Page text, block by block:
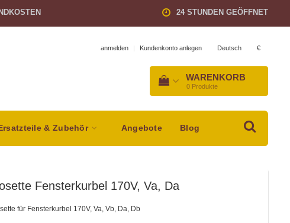
24 STUNDEN GEÖFFNET
anmelden | Kundenkonto anlegen Deutsch €
WARENKORB
0 Produkte
Ersatzteile & Zubehör Angebote Blog
Fensterkurbel 170V, Va, Da
für Fensterkurbel 170V, Va, Vb, Da, Db